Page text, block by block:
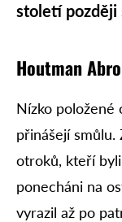
století později
Houtman
Nízko položené
přinášejí smůlu.
otroků, kteří
ponecháni na
vyrazil až po